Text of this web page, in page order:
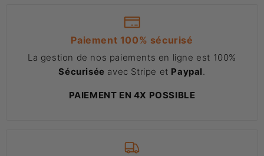
Paiement 100% sécurisé
La gestion de nos paiements en ligne est 100%
Sécurisée avec Stripe et Paypal
PAIEMENT EN 4X POSSIBLE